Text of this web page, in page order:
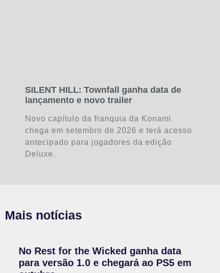
SILENT HILL: Townfall ganha data de
lançamento e novo trailer
Novo capítulo da franquia da Konami
chega em setembro de 2026 e terá acesso
antecipado para jogadores da edição
Deluxe.
Mais notícias
No Rest for the Wicked ganha data
para versão 1.0 e chegará ao PS5 em